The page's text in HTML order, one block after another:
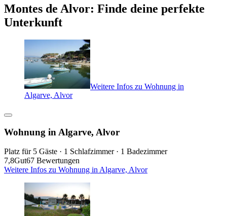
Montes de Alvor: Finde deine perfekte
Unterkunft
Weitere Infos zu Wohnung in
Algarve, Alvor
Wohnung in Algarve, Alvor
Platz für 5 Gäste · 1 Schlafzimmer · 1 Badezimmer
7,8Gut67 Bewertungen
Weitere Infos zu Wohnung in Algarve, Alvor